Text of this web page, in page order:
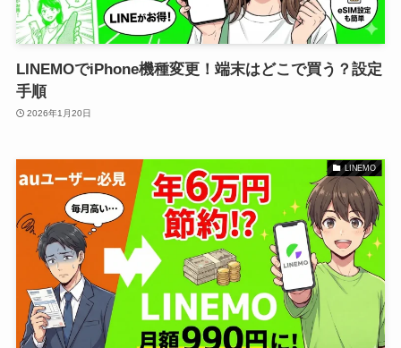
LINEMOでiPhone機種変更！端末はどこで買う？設定
手順
2026年1月20日
LINEMO